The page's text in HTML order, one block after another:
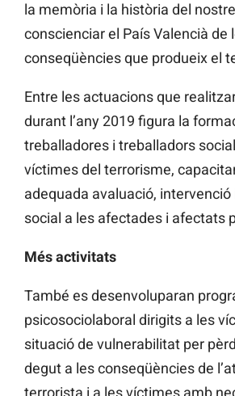
la memòria i la història del
conscienciar el País Valencià de
conseqüències que produeix el
Entre les actuacions que
durant l’any 2019 figura la
treballadores i treballadors
víctimes del terrorisme,
adequada avaluació,
social a les afectades i afectats
Més activitats
També es desenvoluparan
psicosociolaboral dirigits a les
situació de vulnerabilitat per
degut a les conseqüències de
terrorista i a les víctimes amb